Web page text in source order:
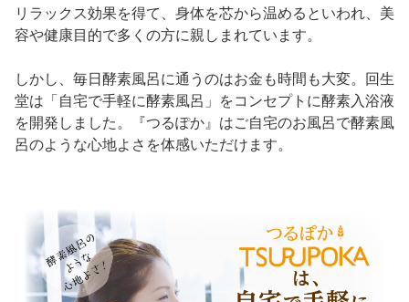
リラックス効果を得て、身体を芯から温めるといわれ、美
容や健康目的で多くの方に親しまれています。
しかし、毎日酵素風呂に通うのはお金も時間も大変。回生
堂は「自宅で手軽に酵素風呂」をコンセプトに酵素入浴液
を開発しました。『つるぽか』はご自宅のお風呂で酵素風
呂のような心地よさを体感いただけます。